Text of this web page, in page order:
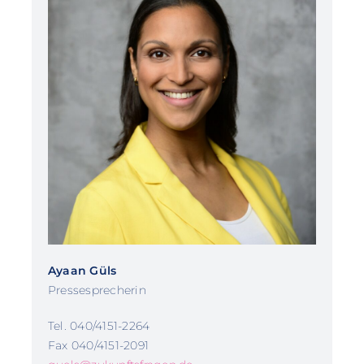
Ayaan Güls
Pressesprecherin
Tel. 040/4151-2264
Fax 040/4151-2091